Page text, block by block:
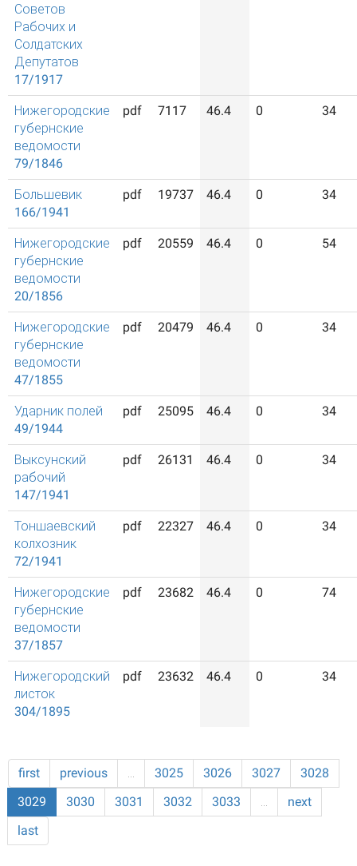
Советов
Рабочих и
Солдатских
Депутатов
17/1917
Нижегородские
губернские
ведомости
79/1846
pdf 7117 46.4 0 34
Большевик
166/1941
pdf 19737 46.4 0 34
Нижегородские
губернские
ведомости
20/1856
pdf 20559 46.4 0 54
Нижегородские
губернские
ведомости
47/1855
pdf 20479 46.4 0 34
Ударник полей
49/1944
pdf 25095 46.4 0 34
Выксунский
рабочий
147/1941
pdf 26131 46.4 0 34
Тоншаевский
колхозник
72/1941
pdf 22327 46.4 0 34
Нижегородские
губернские
ведомости
37/1857
pdf 23682 46.4 0 74
Нижегородский
листок
304/1895
pdf 23632 46.4 0 34
first previous … 3025 3026 3027
3028
3029
3030 3031 3032 3033 …
next
last